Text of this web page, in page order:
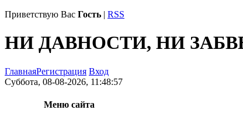
Приветствую Вас Гость | RSS
НИ ДАВНОСТИ, НИ
ГлавнаяРегистрация Вход
Суббота, 08-08-2026, 11:48:57
Меню сайта